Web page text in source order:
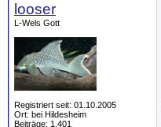
looser
L-Wels Gott
Registriert seit: 01.10.2005
Ort: bei Hildesheim
Beiträge: 1.401